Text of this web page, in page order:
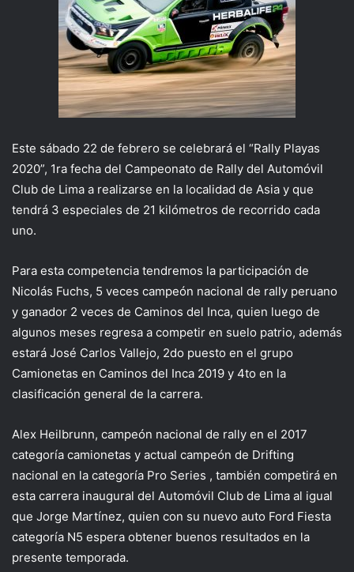
Este sábado 22 de febrero se celebrará el “Rally Playas
2020”, 1ra fecha del Campeonato de Rally del Automóvil
Club de Lima a realizarse en la localidad de Asia y que
tendrá 3 especiales de 21 kilómetros de recorrido cada
uno.
Para esta competencia tendremos la participación de
Nicolás Fuchs, 5 veces campeón nacional de rally peruano
y ganador 2 veces de Caminos del Inca, quien luego de
algunos meses regresa a competir en suelo patrio, además
estará José Carlos Vallejo, 2do puesto en el grupo
Camionetas en Caminos del Inca 2019 y 4to en la
clasificación general de la carrera.
Alex Heilbrunn, campeón nacional de rally en el 2017
categoría camionetas y actual campeón de Drifting
nacional en la categoría Pro Series , también competirá en
esta carrera inaugural del Automóvil Club de Lima al igual
que Jorge Martínez, quien con su nuevo auto Ford Fiesta
categoría N5 espera obtener buenos resultados en la
presente temporada.